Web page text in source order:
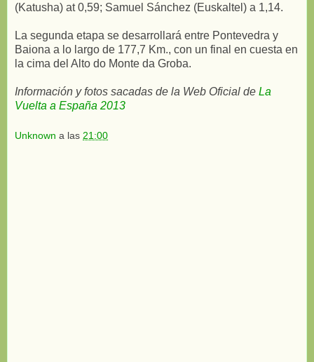
(Katusha) at 0,59; Samuel Sánchez (Euskaltel) a 1,14.
La segunda etapa se desarrollará entre Pontevedra y
Baiona a lo largo de 177,7 Km., con un final en cuesta en
la cima del Alto do Monte da Groba.
Información y fotos sacadas de la Web Oficial de La
Vuelta a España 2013
Unknown a las 21:00